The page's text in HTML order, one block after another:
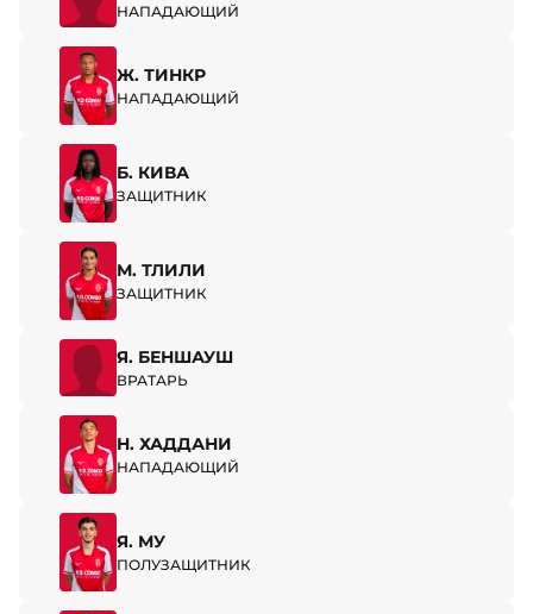
НАПАДАЮЩИЙ
Ж. ТИНКР
НАПАДАЮЩИЙ
Б. КИВА
ЗАЩИТНИК
М. ТЛИЛИ
ЗАЩИТНИК
Я. БЕНШАУШ
ВРАТАРЬ
Н. ХАДДАНИ
НАПАДАЮЩИЙ
Я. МУ
ПОЛУЗАЩИТНИК